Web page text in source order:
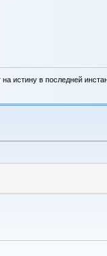
истину в последней